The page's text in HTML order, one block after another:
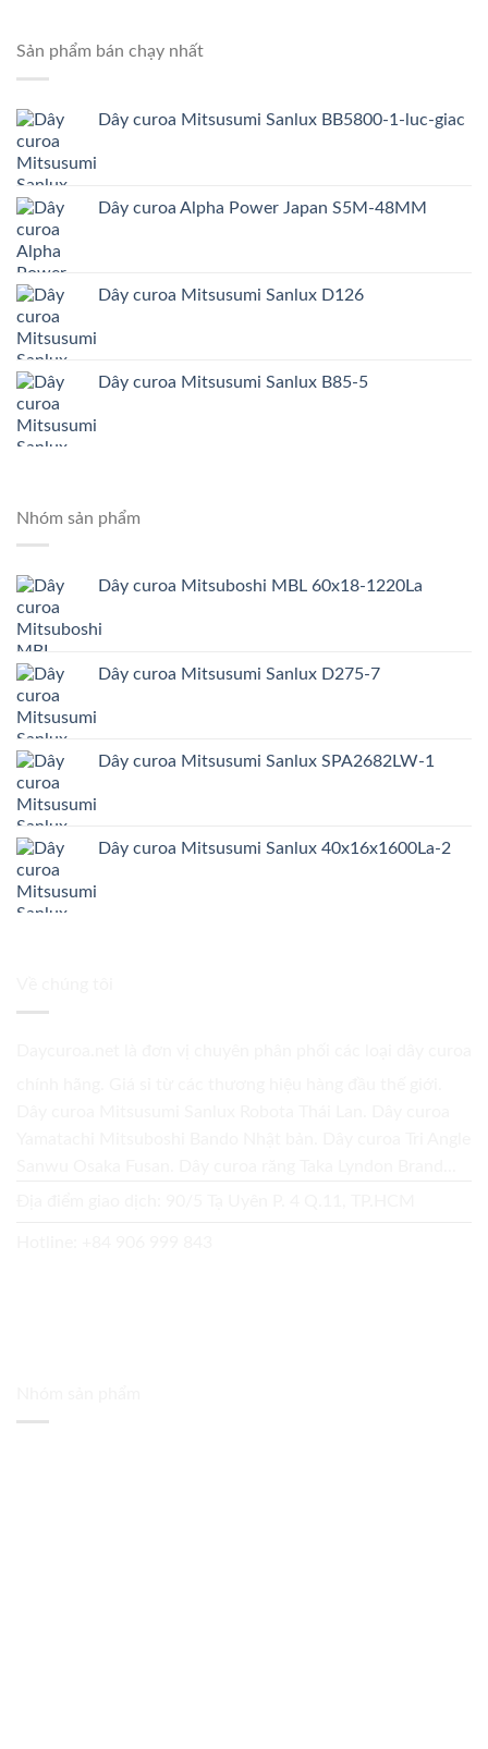
Sản phẩm bán chạy nhất
Dây curoa Mitsusumi Sanlux BB5800-1-luc-giac
Dây curoa Alpha Power Japan S5M-48MM
Dây curoa Mitsusumi Sanlux D126
Dây curoa Mitsusumi Sanlux B85-5
Nhóm sản phẩm
Dây curoa Mitsuboshi MBL 60x18-1220La
Dây curoa Mitsusumi Sanlux D275-7
Dây curoa Mitsusumi Sanlux SPA2682LW-1
Dây curoa Mitsusumi Sanlux 40x16x1600La-2